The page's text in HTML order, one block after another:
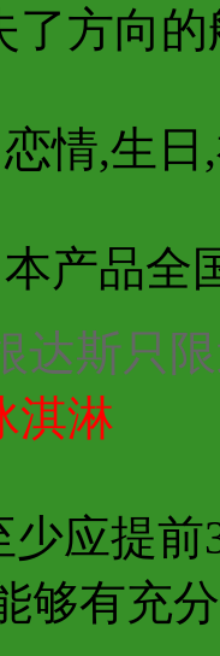
了方向的
情,生日
产品全
达斯只
淇淋
应提
够有充